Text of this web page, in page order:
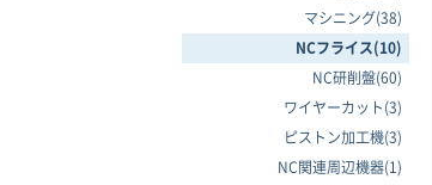
マシニング(38)
NCフライス(10)
NC研削盤(60)
ワイヤーカット(3)
ピストン加工機(3)
NC関連周辺機器(1)